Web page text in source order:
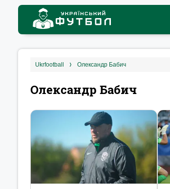
ukrfootball Олександр Бабич
Олександр Бабич